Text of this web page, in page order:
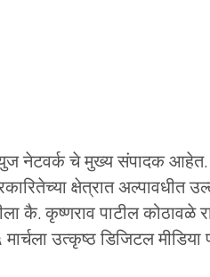
नेटवर्क चे मुख्य संपादक आहेत.
क्षेत्रात अल्पावधीत
कै. कृष्णराव पाटील कोठावळे
उत्कृष्ठ डिजिटल